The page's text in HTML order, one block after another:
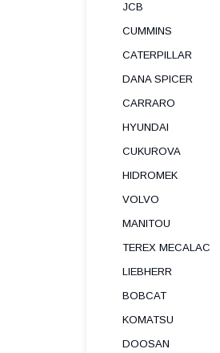
JCB
CUMMINS
CATERPILLAR
DANA SPICER
СARRARO
HYUNDAI
CUKUROVA
HIDROMEK
VOLVO
MANITOU
TEREX MECALAC
LIEBHERR
BOBCAT
KOMATSU
DOOSAN